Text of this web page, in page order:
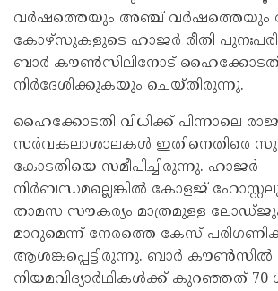
വർഷത്തെയും അഞ്ച് വർഷത്തെയും
കോഴ്സുകളുടെ ഹാജർ രീതി
ബാർ കൗൺസിലിനോട്
നിർദേശിക്കുകയും ചെയ്തിരുന്നു.
ഹൈക്കോടതി വിധിക്ക് പിന്നാലെ
സർവകലാശാലകൾ ഇതിനെതിരെ
കോടതിയെ സമീപിച്ചിരുന്നു. ഹാജർ
നിർബന്ധമല്ലെങ്കിൽ കോളജ്
താമസ സൗകര്യം മാത്രമുള്ള
മാറുമെന്ന് നേരത്തെ കേസ്
ആശങ്കപ്പെട്ടിരുന്നു. ബാർ കൗൺസിൽ
നിയമവിദ്യാർഥികൾക്ക് കുറഞ്ഞത് 70